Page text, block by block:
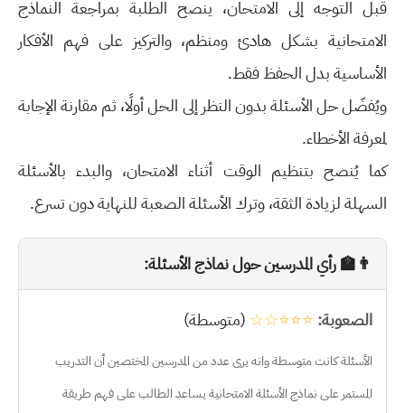
قبل التوجه إلى الامتحان، ينصح الطلبة بمراجعة النماذج
الامتحانية بشكل هادئ ومنظم، والتركيز على فهم الأفكار
الأساسية بدل الحفظ فقط.
ويُفضّل حل الأسئلة بدون النظر إلى الحل أولًا، ثم مقارنة الإجابة
لمعرفة الأخطاء.
كما يُنصح بتنظيم الوقت أثناء الامتحان، والبدء بالأسئلة
السهلة لزيادة الثقة، وترك الأسئلة الصعبة للنهاية دون تسرع.
👨‍🏫 رأي المدرسين حول نماذج الأسئلة:
الصعوبة: ⭐⭐⭐☆☆ (متوسطة)
الأسئلة كانت متوسطة وانه يرى عدد من المدرسين المختصين أن التدريب
المستمر على نماذج الأسئلة الامتحانية يساعد الطالب على فهم طريقة